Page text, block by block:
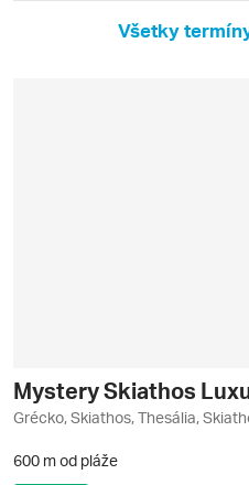
Všetky
Mystery Skiathos
Grécko, Skiathos, Thesália,
600 m od pláže